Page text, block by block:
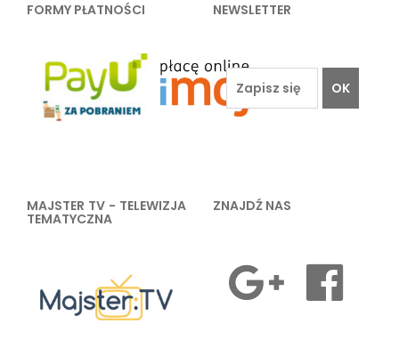
FORMY PŁATNOŚCI NEWSLETTER
OK
MAJSTER TV - TELEWIZJA
TEMATYCZNA
ZNAJDŹ NAS